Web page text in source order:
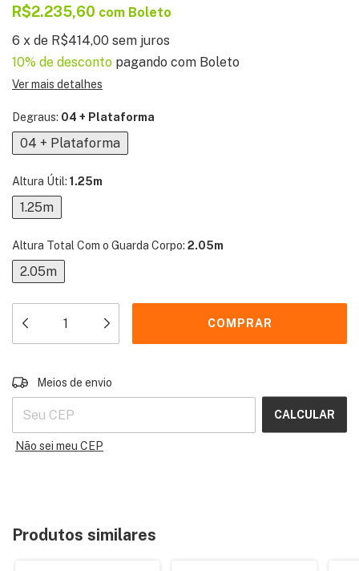
R$2.235,60 com Boleto
6 x de R$414,00 sem juros
10% de desconto pagando com Boleto
Ver mais detalhes
Degraus: 04 + Plataforma
04 + Plataforma
Altura Útil: 1.25m
1.25m
Altura Total Com o Guarda Corpo: 2.05m
2.05m
Entregas para o CEP:
Meios de envio
CALCULAR
Não sei meu CEP
Produtos similares